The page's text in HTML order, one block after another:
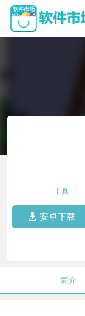
工具
安卓下载
简介